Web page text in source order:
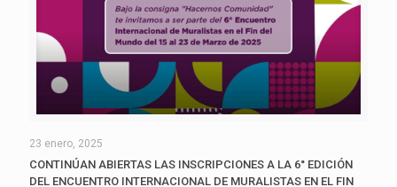
23 enero, 2025
CONTINÚAN ABIERTAS LAS INSCRIPCIONES A LA 6° EDICIÓN
DEL ENCUENTRO INTERNACIONAL DE MURALISTAS EN EL FIN